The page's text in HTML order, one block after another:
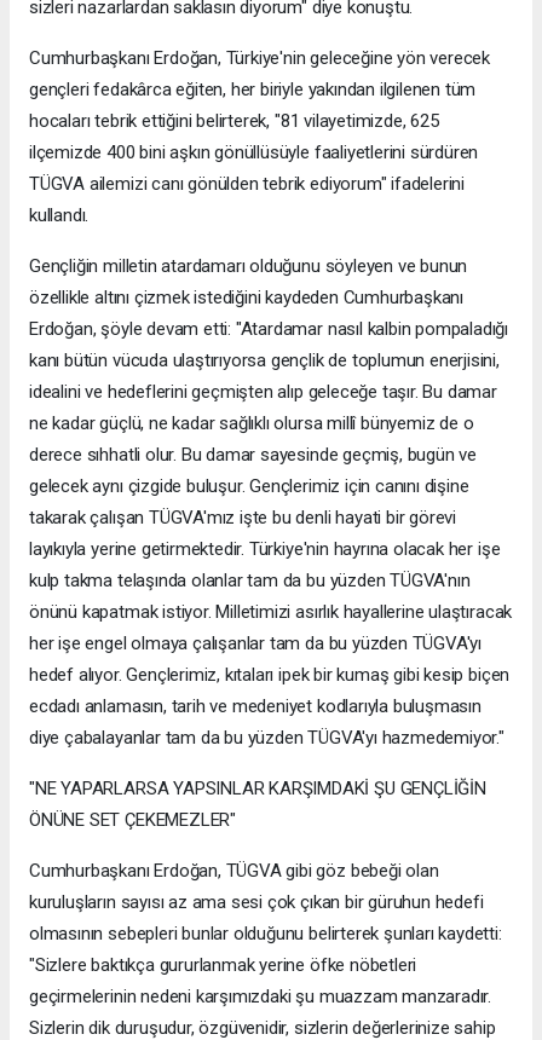
sizleri nazarlardan saklasın diyorum" diye konuştu.
Cumhurbaşkanı Erdoğan, Türkiye'nin geleceğine yön verecek
gençleri fedakârca eğiten, her biriyle yakından ilgilenen tüm
hocaları tebrik ettiğini belirterek, "81 vilayetimizde, 625
ilçemizde 400 bini aşkın gönüllüsüyle faaliyetlerini sürdüren
TÜGVA ailemizi canı gönülden tebrik ediyorum" ifadelerini
kullandı.
Gençliğin milletin atardamarı olduğunu söyleyen ve bunun
özellikle altını çizmek istediğini kaydeden Cumhurbaşkanı
Erdoğan, şöyle devam etti: "Atardamar nasıl kalbin pompaladığı
kanı bütün vücuda ulaştırıyorsa gençlik de toplumun enerjisini,
idealini ve hedeflerini geçmişten alıp geleceğe taşır. Bu damar
ne kadar güçlü, ne kadar sağlıklı olursa millî bünyemiz de o
derece sıhhatli olur. Bu damar sayesinde geçmiş, bugün ve
gelecek aynı çizgide buluşur. Gençlerimiz için canını dişine
takarak çalışan TÜGVA'mız işte bu denli hayati bir görevi
layıkıyla yerine getirmektedir. Türkiye'nin hayrına olacak her işe
kulp takma telaşında olanlar tam da bu yüzden TÜGVA'nın
önünü kapatmak istiyor. Milletimizi asırlık hayallerine ulaştıracak
her işe engel olmaya çalışanlar tam da bu yüzden TÜGVA'yı
hedef alıyor. Gençlerimiz, kıtaları ipek bir kumaş gibi kesip biçen
ecdadı anlamasın, tarih ve medeniyet kodlarıyla buluşmasın
diye çabalayanlar tam da bu yüzden TÜGVA'yı hazmedemiyor."
"NE YAPARLARSA YAPSINLAR KARŞIMDAKİ ŞU GENÇLİĞİN
ÖNÜNE SET ÇEKEMEZLER"
Cumhurbaşkanı Erdoğan, TÜGVA gibi göz bebeği olan
kuruluşların sayısı az ama sesi çok çıkan bir güruhun hedefi
olmasının sebepleri bunlar olduğunu belirterek şunları kaydetti:
"Sizlere baktıkça gururlanmak yerine öfke nöbetleri
geçirmelerinin nedeni karşımızdaki şu muazzam manzaradır.
Sizlerin dik duruşudur, özgüvenidir, sizlerin değerlerinize sahip